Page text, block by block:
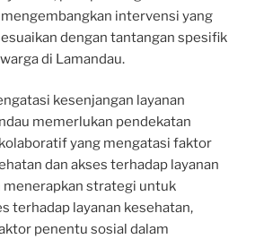
intervensi yang
dengan tantangan spesifik
di Lamandau.
kesenjangan layanan
memerlukan pendekatan
yang mengatasi faktor
dan akses terhadap layanan
menerapkan strategi untuk
terhadap layanan kesehatan,
penentu sosial dalam